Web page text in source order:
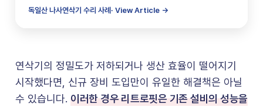
독일산 나사연삭기 수리 사례· View Article →
연삭기의 정밀도가 저하되거나 생산 효율이 떨어지기
시작했다면, 신규 장비 도입만이 유일한 해결책은 아닐
수 있습니다. 이러한 경우 리트로핏은 기존 설비의 성능을